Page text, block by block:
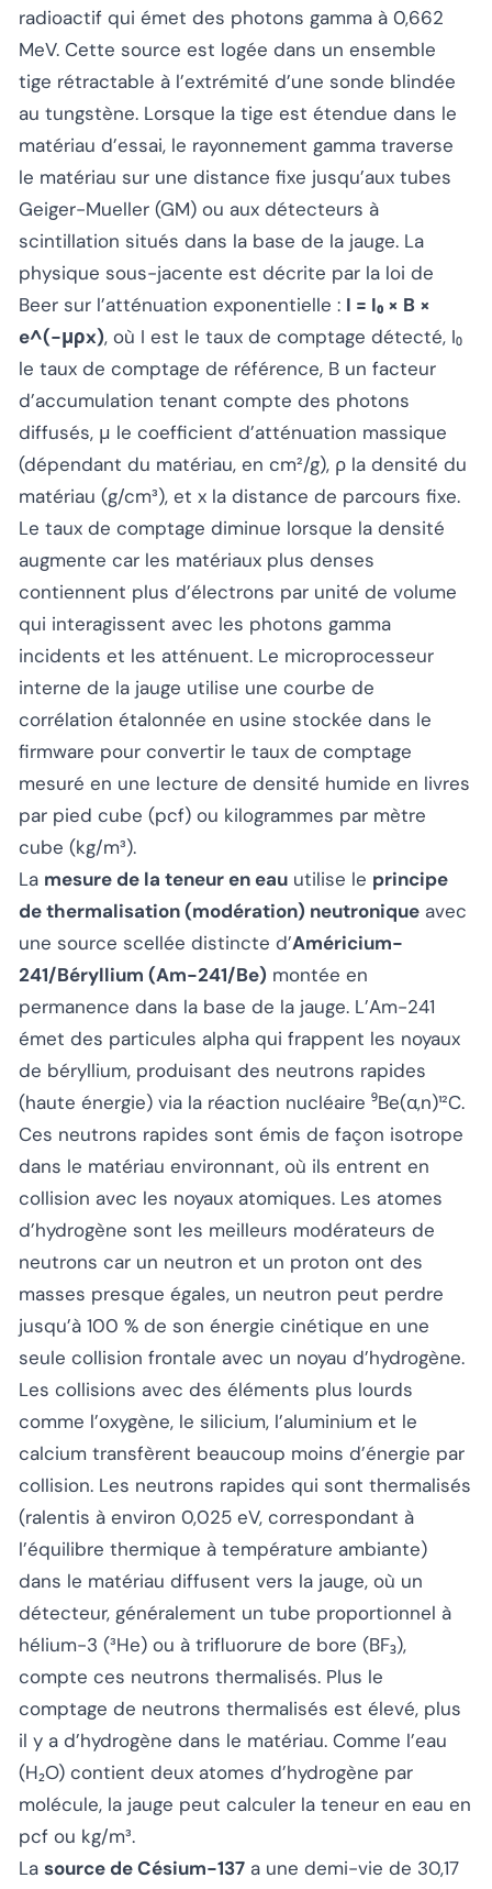
radioactif qui émet des photons gamma à 0,662
MeV. Cette source est logée dans un ensemble
tige rétractable à l’extrémité d’une sonde blindée
au tungstène. Lorsque la tige est étendue dans le
matériau d’essai, le rayonnement gamma traverse
le matériau sur une distance fixe jusqu’aux tubes
Geiger-Mueller (GM) ou aux détecteurs à
scintillation situés dans la base de la jauge. La
physique sous-jacente est décrite par la loi de
Beer sur l’atténuation exponentielle : I = I₀ × B ×
e^(−μρx), où I est le taux de comptage détecté, I₀
le taux de comptage de référence, B un facteur
d’accumulation tenant compte des photons
diffusés, μ le coefficient d’atténuation massique
(dépendant du matériau, en cm²/g), ρ la densité du
matériau (g/cm³), et x la distance de parcours fixe.
Le taux de comptage diminue lorsque la densité
augmente car les matériaux plus denses
contiennent plus d’électrons par unité de volume
qui interagissent avec les photons gamma
incidents et les atténuent. Le microprocesseur
interne de la jauge utilise une courbe de
corrélation étalonnée en usine stockée dans le
firmware pour convertir le taux de comptage
mesuré en une lecture de densité humide en livres
par pied cube (pcf) ou kilogrammes par mètre
cube (kg/m³).
La mesure de la teneur en eau utilise le principe
de thermalisation (modération) neutronique avec
une source scellée distincte d’Américium-
241/Béryllium (Am-241/Be) montée en
permanence dans la base de la jauge. L’Am-241
émet des particules alpha qui frappent les noyaux
de béryllium, produisant des neutrons rapides
(haute énergie) via la réaction nucléaire ⁹Be(α,n)¹²C.
Ces neutrons rapides sont émis de façon isotrope
dans le matériau environnant, où ils entrent en
collision avec les noyaux atomiques. Les atomes
d’hydrogène sont les meilleurs modérateurs de
neutrons car un neutron et un proton ont des
masses presque égales, un neutron peut perdre
jusqu’à 100 % de son énergie cinétique en une
seule collision frontale avec un noyau d’hydrogène.
Les collisions avec des éléments plus lourds
comme l’oxygène, le silicium, l’aluminium et le
calcium transfèrent beaucoup moins d’énergie par
collision. Les neutrons rapides qui sont thermalisés
(ralentis à environ 0,025 eV, correspondant à
l’équilibre thermique à température ambiante)
dans le matériau diffusent vers la jauge, où un
détecteur, généralement un tube proportionnel à
hélium-3 (³He) ou à trifluorure de bore (BF₃),
compte ces neutrons thermalisés. Plus le
comptage de neutrons thermalisés est élevé, plus
il y a d’hydrogène dans le matériau. Comme l’eau
(H₂O) contient deux atomes d’hydrogène par
molécule, la jauge peut calculer la teneur en eau en
pcf ou kg/m³.
La source de Césium-137 a une demi-vie de 30,17